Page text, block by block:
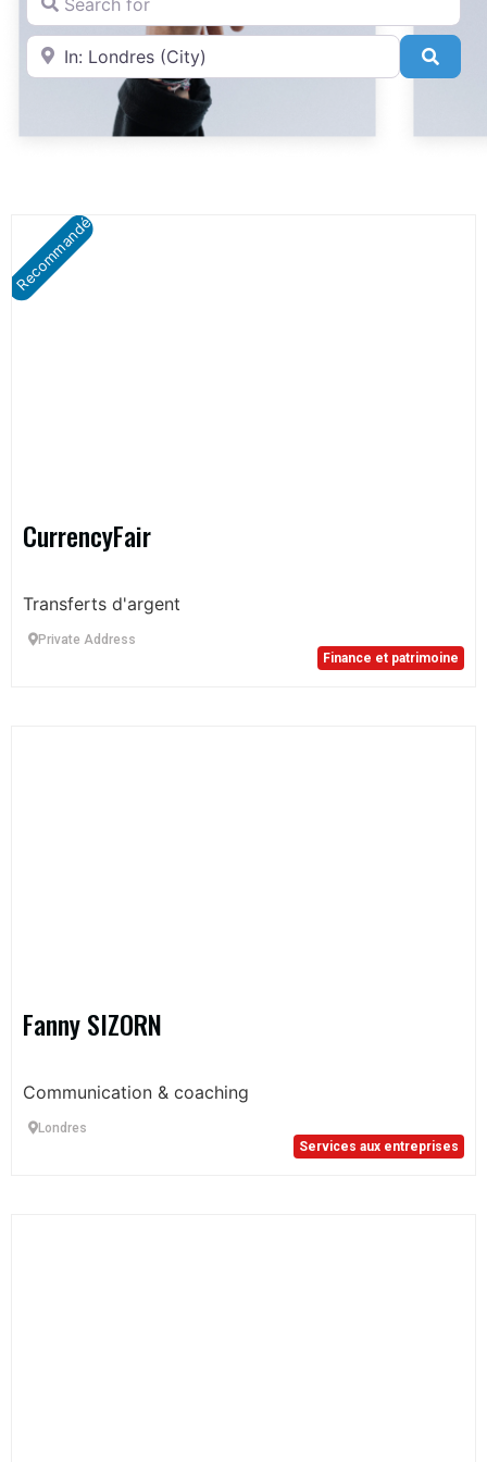
Near
Recommandé
CurrencyFair
Transferts d'argent
Private Address
Finance et patrimoine
Fanny SIZORN
Communication & coaching
Londres
Services aux entreprises